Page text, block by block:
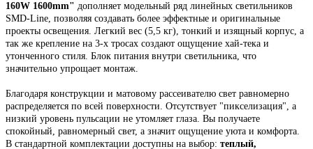
160W 1600mm" дополняет модельный ряд линейных светильников
SMD-Line, позволяя создавать более эффектные и оригинальные
проекты освещения. Легкий вес (5,5 кг), тонкий и изящный корпус, а
так же крепление на 3-х тросах создают ощущение хай-тека и
утонченного стиля. Блок питания внутри светильника, что
значительно упрощает монтаж.
Благодаря конструкции и матовому рассеивателю свет равномерно
распределяется по всей поверхности. Отсутствует "пикселизация", а
низкий уровень пульсации не утомляет глаза. Вы получаете
спокойный, равномерный свет, а значит ощущение уюта и комфорта.
В стандартной комплектации доступны на выбор: теплый,